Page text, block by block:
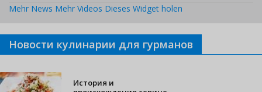
Mehr News Mehr Videos Dieses Widget holen
Новости кулинарии для гурманов
История и